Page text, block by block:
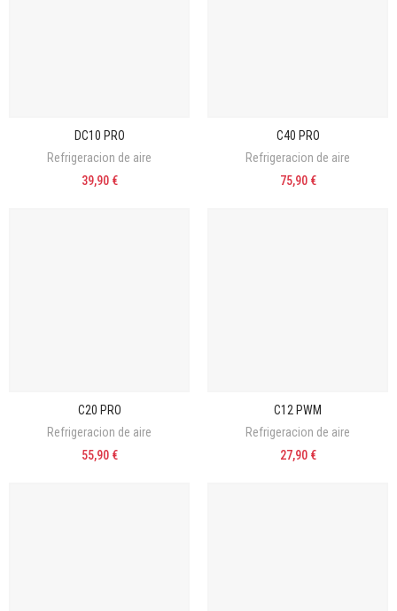
DC10 PRO
Refrigeracion de aire
39,90 €
C40 PRO
Refrigeracion de aire
75,90 €
C20 PRO
Refrigeracion de aire
55,90 €
C12 PWM
Refrigeracion de aire
27,90 €